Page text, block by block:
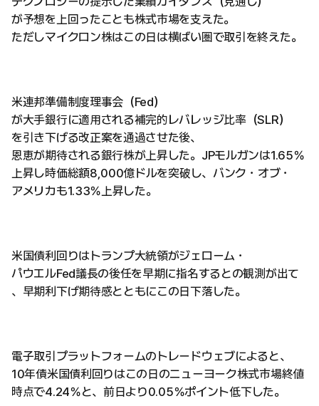
が予想を上回ったことも株式市場を支えた。
ただしマイクロン株はこの日は横ばい圏で取引を終えた。
米連邦準備制度理事会（Fed）
が大手銀行に適用される補完的レバレッジ比率（SLR）
を引き下げる改正案を通過させた後、
恩恵が期待される銀行株が上昇した。JPモルガンは1.65％
上昇し時価総額8,000億ドルを突破し、バンク・オブ・
アメリカも1.33％上昇した。
米国債利回りはトランプ大統領がジェローム・
パウエルFed議長の後任を早期に指名するとの観測が出て
、早期利下げ期待感とともにこの日下落した。
電子取引プラットフォームのトレードウェブによると、
10年債米国債利回りはこの日のニューヨーク株式市場終値
時点で4.24％と、前日より0.05％ポイント低下した。